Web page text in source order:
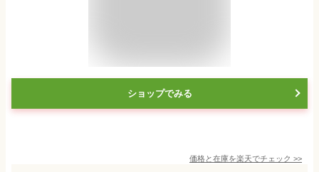
ショップでみる
価格と在庫を楽天でチェック >>